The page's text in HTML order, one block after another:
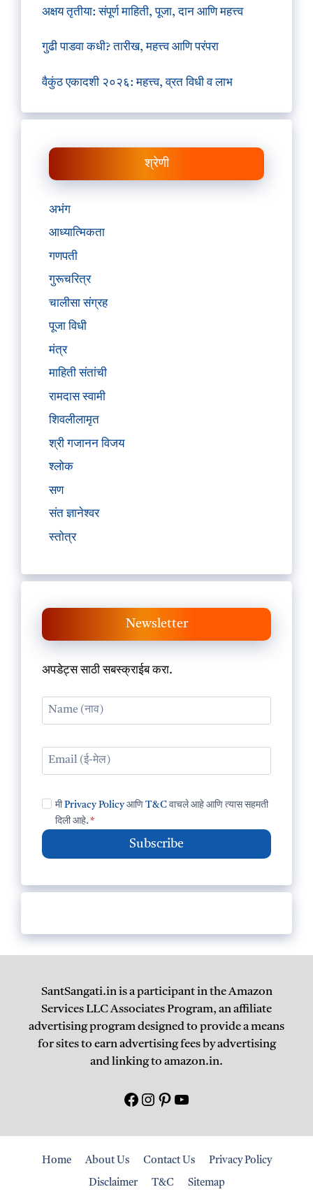
अक्षय तृतीया: संपूर्ण माहिती, पूजा, दान आणि महत्त्व
गुढी पाडवा कधी? तारीख, महत्त्व आणि परंपरा
वैकुंठ एकादशी २०२६: महत्त्व, व्रत विधी व लाभ
श्रेणी
अभंग
आध्यात्मिकता
गणपती
गुरूचरित्र
चालीसा संग्रह
पूजा विधी
मंत्र
माहिती संतांची
रामदास स्वामी
शिवलीलामृत
श्री गजानन विजय
श्लोक
सण
संत ज्ञानेश्वर
स्तोत्र
Newsletter
अपडेट्स साठी सबस्क्राईब करा.
मीPrivacy PolicyआणिT&C वाचले आहे आणि त्यास सहमती
दिली आहे. *
Subscribe
SantSangati.in is a participant in the Amazon
Services LLC Associates Program, an affiliate
advertising program designed to provide a means
for sites to earn advertising fees by advertising
and linking to amazon.in.
Facebook
Instagram
Pinterest
युटयूब
Home About Us Contact Us Privacy Policy
Disclaimer T&C Sitemap